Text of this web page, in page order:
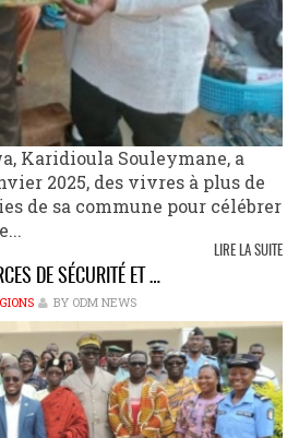
Karidioula Souleymane, a
2025, des vivres à plus de
de sa commune pour célébrer
LIRE LA SUITE
DE SÉCURITÉ ET …
BY ODM NEWS